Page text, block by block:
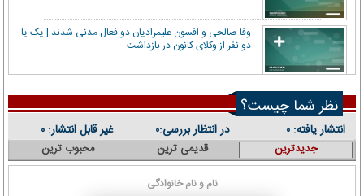
وفا صالحی و افسون علیمرادیان دو فعال مدنی شدند | یک یا
دو نفر از وکلای کانون در بازداشت
نظر شما چیست؟
انتشار یافته: ۰ در انتظار بررسی:۰ غیر قابل انتشار: ۰
جدیدترین قدیمی ترین محبوب ترین
نام و نام خانوادگی